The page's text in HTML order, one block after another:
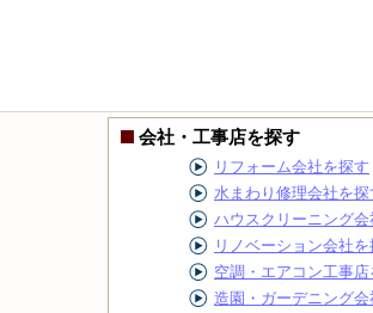
会社・工事店を探す
リフォーム会社を探す
水まわり修理会社を探
ハウスクリーニング会
リノベーション会社を
空調・エアコン工事店
造園・ガーデニング会